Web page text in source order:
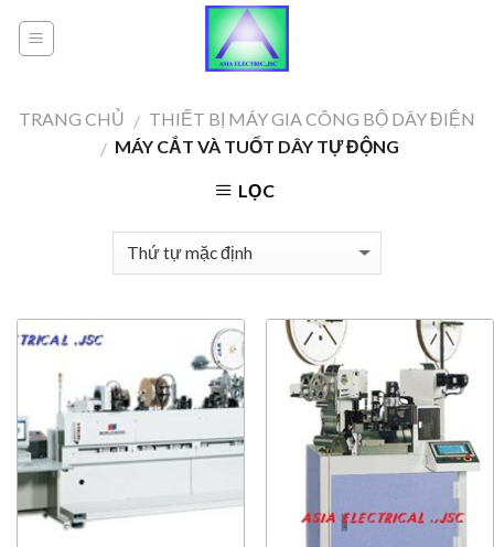
TRANG CHỦ / THIẾT BỊ MÁY GIA CÔNG BỘ DÂY ĐIỆN
/ MÁY CẮT VÀ TUỐT DÂY TỰ ĐỘNG
LỌC